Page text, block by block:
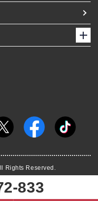
833
Rights Reserved.